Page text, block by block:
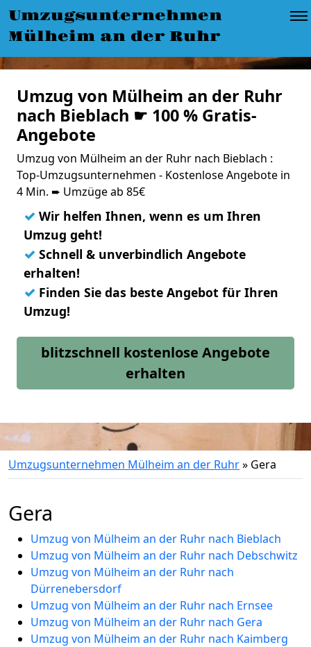
Umzugsunternehmen
Mülheim an der Ruhr
Umzug von Mülheim an der Ruhr
nach Bieblach ☛ 100 % Gratis-
Angebote
Umzug von Mülheim an der Ruhr nach Bieblach :
Top-Umzugsunternehmen - Kostenlose Angebote in
4 Min. ➨ Umzüge ab 85€
✓ Wir helfen Ihnen, wenn es um Ihren
Umzug geht!
✓ Schnell & unverbindlich Angebote
erhalten!
✓ Finden Sie das beste Angebot für Ihren
Umzug!
blitzschnell kostenlose Angebote
erhalten
Umzugsunternehmen Mülheim an der Ruhr» Gera
Gera
Umzug von Mülheim an der Ruhr nach Bieblach
Umzug von Mülheim an der Ruhr nach Debschwitz
Umzug von Mülheim an der Ruhr nach
Dürrenebersdorf
Umzug von Mülheim an der Ruhr nach Ernsee
Umzug von Mülheim an der Ruhr nach Gera
Umzug von Mülheim an der Ruhr nach Kaimberg